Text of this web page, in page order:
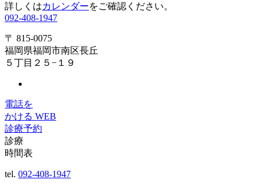
詳しくはカレンダーをご確認ください。
092-408-1947
〒 815-0075
福岡県福岡市南区長丘
５丁目２５−１９
電話を
かける WEB
診療予約
診療
時間表
tel. 092-408-1947